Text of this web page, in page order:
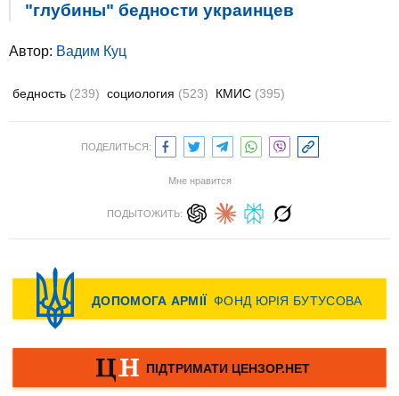
"глубины" бедности украинцев
Автор: Вадим Куц
бедность (239) социология (523) КМИС (395)
ПОДЕЛИТЬСЯ:
Мне нравится
ПОДЫТОЖИТЬ: